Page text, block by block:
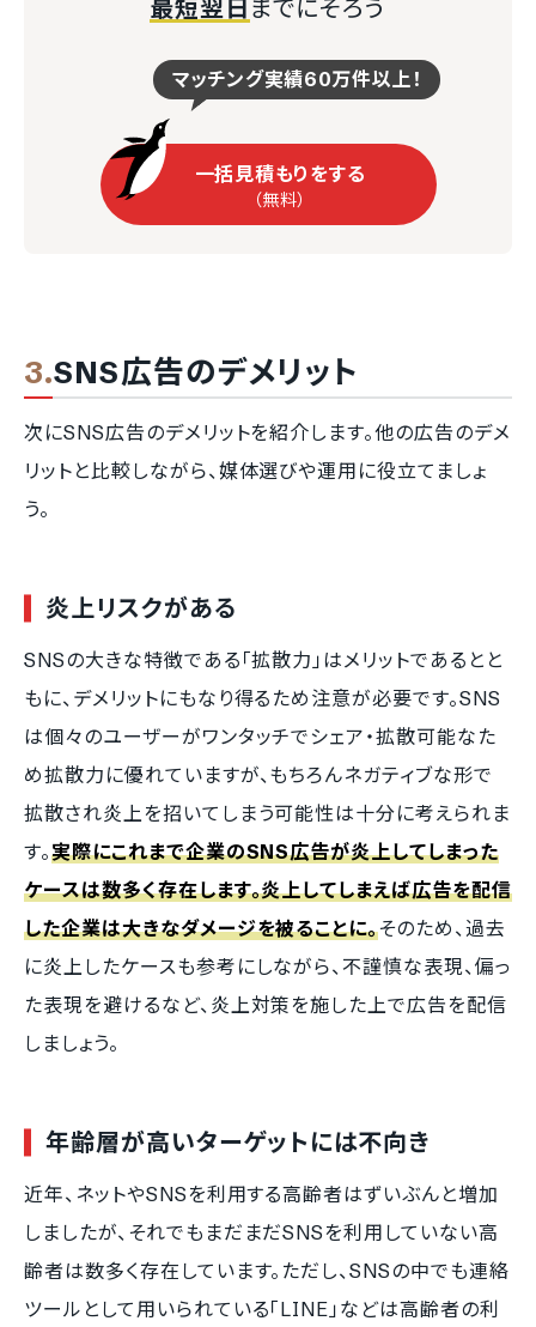
最短翌日 までにそろう
マッチング実績60万件以上！
一括見積もりをする
（無料）
SNS広告のデメリット
次にSNS広告のデメリットを紹介します。他の広告のデメ
リットと比較しながら、媒体選びや運用に役立てましょ
う。
炎上リスクがある
SNSの大きな特徴である「拡散力」はメリットであるとと
もに、デメリットにもなり得るため注意が必要です。SNS
は個々のユーザーがワンタッチでシェア・拡散可能なた
め拡散力に優れていますが、もちろんネガティブな形で
拡散され炎上を招いてしまう可能性は十分に考えられま
す。実際にこれまで企業のSNS広告が炎上してしまった
ケースは数多く存在します。炎上してしまえば広告を配信
した企業は大きなダメージを被ることに。そのため、過去
に炎上したケースも参考にしながら、不謹慎な表現、偏っ
た表現を避けるなど、炎上対策を施した上で広告を配信
しましょう。
年齢層が高いターゲットには不向き
近年、ネットやSNSを利用する高齢者はずいぶんと増加
しましたが、それでもまだまだSNSを利用していない高
齢者は数多く存在しています。ただし、SNSの中でも連絡
ツールとして用いられている「LINE」などは高齢者の利